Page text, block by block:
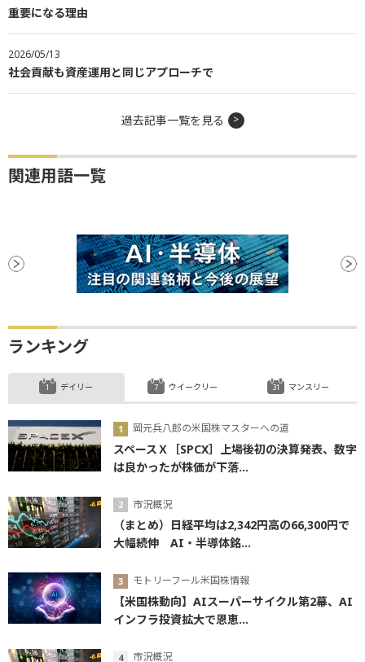
重要になる理由
2026/05/13
社会貢献も資産運用と同じアプローチで
過去記事一覧を見る
関連用語一覧
ランキング
デイリー
岡元兵八郎の米国株マスターへの道
スペースＸ［SPCX］上場後初の決算発表、数字
は良かったが株価が下落...
市況概況
（まとめ）日経平均は2,342円高の66,300円で
大幅続伸 AI・半導体銘...
モトリーフール米国株情報
【米国株動向】AIスーパーサイクル第2幕、AI
インフラ投資拡大で恩恵...
市況概況
ウイークリー マンスリー